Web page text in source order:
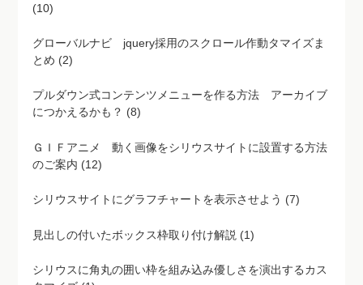
(10)
グローバルナビ jquery採用のスクロール作動タマイズま
とめ (2)
プルダウン式コンテンツメニューを作る方法 アーカイブ
につかえるかも？ (8)
ＧＩＦアニメ 動く画像をシリウスサイトに設置する方法
のご案内 (12)
シリウスサイトにグラフチャートを表示させよう (7)
見出しの付いたボックス枠取り付け解説 (1)
シリウスに角丸の囲い枠を組み込み優しさを演出するカス